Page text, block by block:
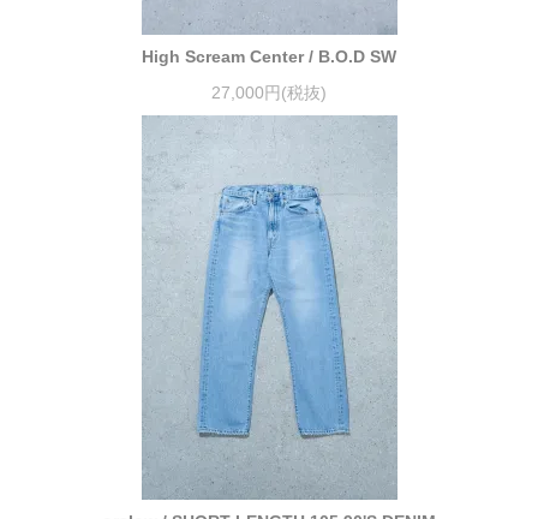
High Scream Center / B.O.D SW
27,000円(税抜)